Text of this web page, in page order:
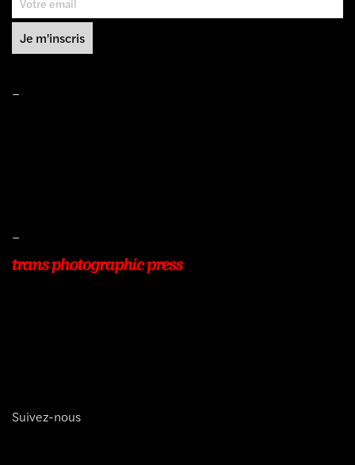
–
–
Suivez-nous